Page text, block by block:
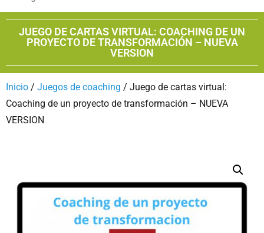
JUEGO DE CARTAS VIRTUAL: COACHING DE UN
PROYECTO DE TRANSFORMACIÓN – NUEVA
VERSION
Inicio / Juegos de coaching / Juego de cartas virtual:
Coaching de un proyecto de transformación – NUEVA
VERSION